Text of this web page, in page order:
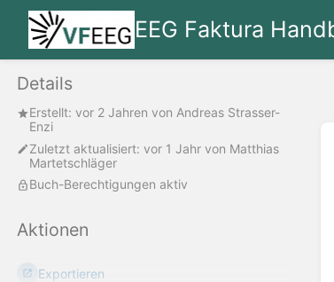
EEG Faktura
Details
Erstellt: vor 2 Jahren von Andreas Strasser-
Enzi
Zuletzt aktualisiert: vor 1 Jahr von Matthias
Martetschläger
Buch-Berechtigungen aktiv
Aktionen
Exportieren